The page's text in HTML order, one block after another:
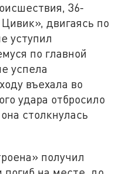
36-
двигаясь по
уступил
по главной
успела
въехала во
удара отбросило
столкнулась
получил